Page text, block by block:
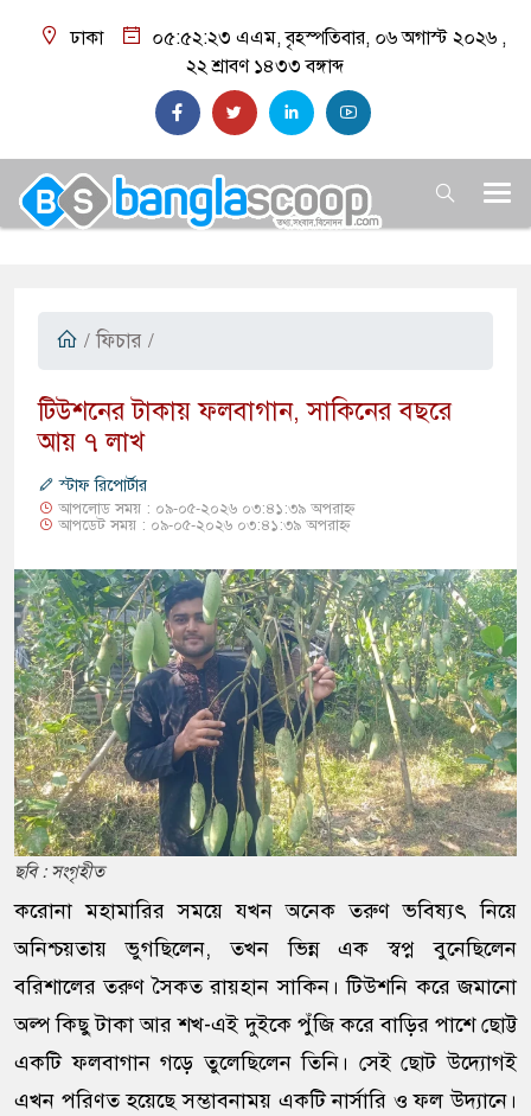
ঢাকা ০৫:৫২:২৪ এএম, বৃহস্পতিবার, ০৬ অগাস্ট ২০২৬ ,
২২ শ্রাবণ ১৪৩৩ বঙ্গাব্দ
/ ফিচার /
টিউশনের টাকায় ফলবাগান, সাকিনের বছরে
আয় ৭ লাখ
স্টাফ রিপোর্টার
আপলোড সময় : ০৯-০৫-২০২৬ ০৩:৪১:৩৯ অপরাহ্ন
আপডেট সময় : ০৯-০৫-২০২৬ ০৩:৪১:৩৯ অপরাহ্ন
ছবি : সংগৃহীত
করোনা মহামারির সময়ে যখন অনেক তরুণ ভবিষ্যৎ নিয়ে
অনিশ্চয়তায় ভুগছিলেন, তখন ভিন্ন এক স্বপ্ন বুনেছিলেন
বরিশালের তরুণ সৈকত রায়হান সাকিন। টিউশনি করে জমানো
অল্প কিছু টাকা আর শখ-এই দুইকে পুঁজি করে বাড়ির পাশে ছোট্ট
একটি ফলবাগান গড়ে তুলেছিলেন তিনি। সেই ছোট উদ্যোগই
এখন পরিণত হয়েছে সম্ভাবনাময় একটি নার্সারি ও ফল উদ্যানে।